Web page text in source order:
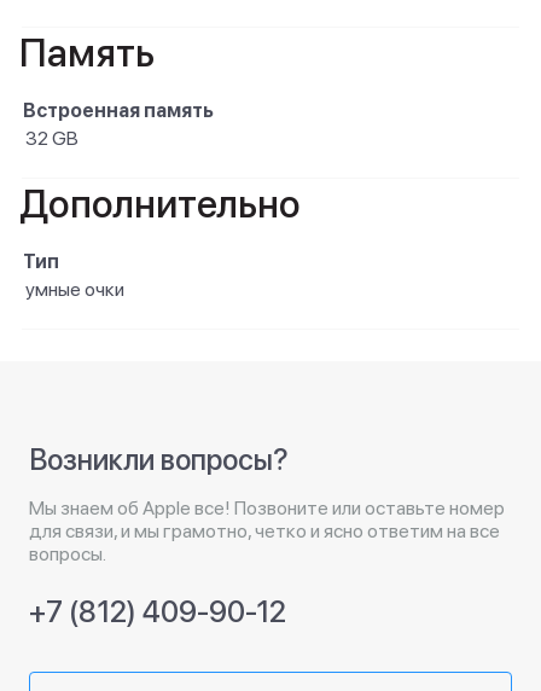
Память
Встроенная память
32 GB
Дополнительно
Тип
умные очки
Возникли вопросы?
Мы знаем об Apple все! Позвоните или оставьте номер
для связи, и мы грамотно, четко и ясно ответим на все
вопросы.
+7 (812) 409-90-12